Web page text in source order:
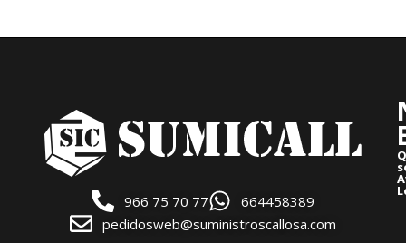
966 75 70 77
664458389
pedidosweb@suministroscallosa.com